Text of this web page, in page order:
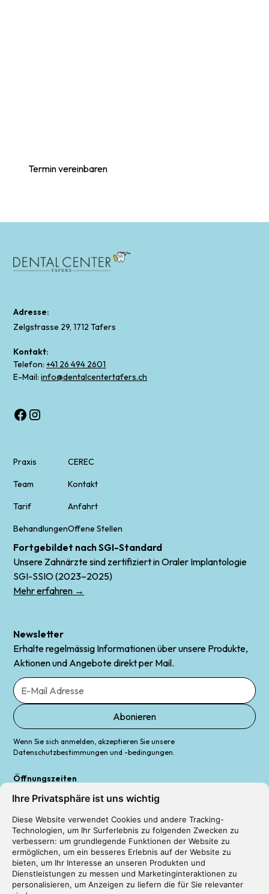
Ihre Privatsphäre ist uns wichtig
Diese Website verwendet Cookies und andere Tracking-
Technologien, um Ihr Surferlebnis zu folgenden Zwecken zu
verbessern: um grundlegende Funktionen der Website zu
ermöglichen, um ein besseres Erlebnis auf der Website zu
bieten, um Ihr Interesse an unseren Produkten und
Dienstleistungen zu messen und Marketinginteraktionen zu
personalisieren, um Anzeigen zu liefern die für Sie relevanter
Termin vereinbaren
Adresse:
Zelgstrasse 29, 1712 Tafers
Kontakt:
Telefon:+41 26 494 2601
E-Mail:info@dentalcentertafers.ch
Praxis
Team
Tarif
Behandlungen
CEREC
Kontakt
Anfahrt
Offene Stellen
Fortgebildet nach SGI-Standard
Unsere Zahnärzte sind zertifiziert in Oraler Implantologie
SGI-SSIO (2023–2025)
Mehr erfahren →
Newsletter
Erhalte regelmässig Informationen über unsere Produkte,
Aktionen und Angebote direkt per Mail.
Wenn Sie sich anmelden, akzeptieren Sie unsere
Datenschutzbestimmungen und -bedingungen.
Öffnungszeiten
Di+Mi: 08.00 – 13.00 Uhr | 14.00 – 18.00 Uhr
Do: 08.00 – 13.00 Uhr | 14.00 – 17.00 Uhr
Sa: 08.00 – 13.00 Uhr |(nach Vereinbarung)